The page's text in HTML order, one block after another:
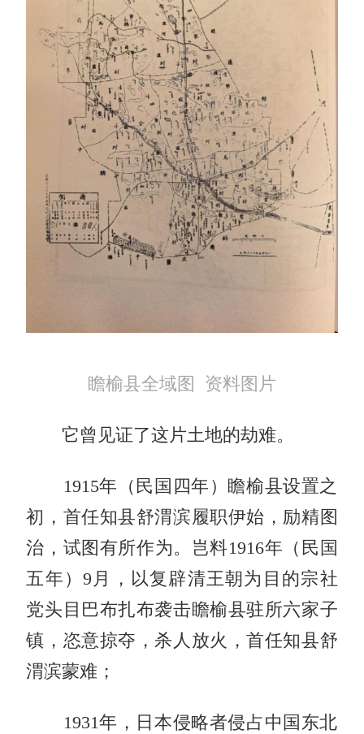
瞻榆县全域图 资料图片
它曾见证了这片土地的劫难。
1915年（民国四年）瞻榆县设置之
初，首任知县舒渭滨履职伊始，励精图
治，试图有所作为。岂料1916年（民国
五年）9月，以复辟清王朝为目的宗社
党头目巴布扎布袭击瞻榆县驻所六家子
镇，恣意掠夺，杀人放火，首任知县舒
渭滨蒙难；
1931年，日本侵略者侵占中国东北